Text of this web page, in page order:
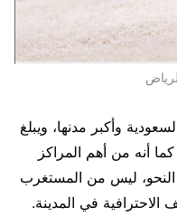
وأكبر مدنها، ويبلغ
نسمة. كما أنه من أهم المراكز
ليس من المستغرب
في المدينة.